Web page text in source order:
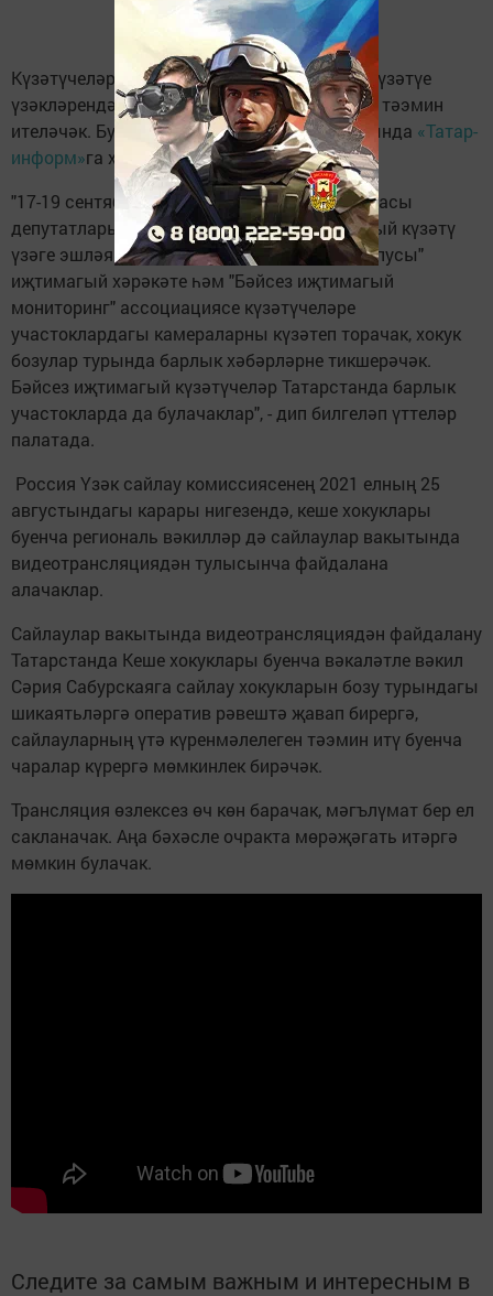
Күзәтүчеләр һәм журналистлар җәмәгать күзәтүе
үзәкләрендә видеокүзәтү белән тулысынча тәэмин
ителәчәк. Бу хакта ТР Иҗтимагый палатасында «Татар-
информ»га хәбәр иттеләр.
"17-19 сентябрьдә Татарстанда Дәүләт Думасы
депутатларын сайлау көннәрендә иҗтимагый күзәтү
үзәге эшләячәк. "Чиста сайлаулар өчен корпусы"
иҗтимагый хәрәкәте һәм "Бәйсез иҗтимагый
мониторинг" ассоциациясе күзәтүчеләре
участоклардагы камераларны күзәтеп торачак, хокук
бозулар турында барлык хәбәрләрне тикшерәчәк.
Бәйсез иҗтимагый күзәтүчеләр Татарстанда барлык
участокларда да булачаклар", - дип билгеләп үттеләр
палатада.
Россия Үзәк сайлау комиссиясенең 2021 елның 25
августындагы карары нигезендә, кеше хокуклары
буенча региональ вәкилләр дә сайлаулар вакытында
видеотрансляциядән тулысынча файдалана
алачаклар.
Сайлаулар вакытында видеотрансляциядән файдалану
Татарстанда Кеше хокуклары буенча вәкаләтле вәкил
Сәрия Сабурскаяга сайлау хокукларын бозу турындагы
шикаятьләргә оператив рәвештә җавап бирергә,
сайлауларның үтә күренмәлелеген тәэмин итү буенча
чаралар күрергә мөмкинлек бирәчәк.
Трансляция өзлексез өч көн барачак, мәгълүмат бер ел
сакланачак. Аңа бәхәсле очракта мөрәҗәгать итәргә
мөмкин булачак.
Следите за самым важным и интересным в